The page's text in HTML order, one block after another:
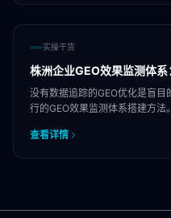
实操干货
株洲企业GEO效果监测体
没有数据追踪的GEO优化是盲
行的GEO效果监测体系搭建方法。
查看详情